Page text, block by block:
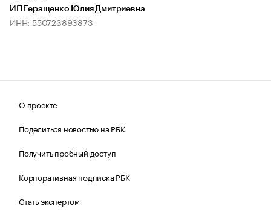
ИП Геращенко Юлия Дмитриевна
ИНН: 550723893873
О проекте
Поделиться новостью на РБК
Получить пробный доступ
Корпоративная подписка РБК
Стать экспертом